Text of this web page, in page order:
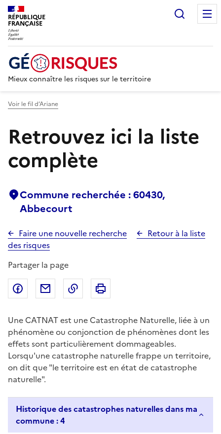
RÉPUBLIQUE
FRANÇAISE
Mieux connaître les risques sur le territoire
Voir le fil d’Ariane
Retrouvez ici la liste
complète
Commune recherchée : 60430,
Abbecourt
Faire une nouvelle recherche
Retour à la liste
des risques
Partager la page
Partager sur Facebook
Partager par emailCopier dans le presse-papier
Une CATNAT est une Catastrophe Naturelle, liée à un
phénomène ou conjonction de phénomènes dont les
effets sont particulièrement dommageables.
Lorsqu'une catastrophe naturelle frappe un territoire,
on dit que "le territoire est en état de catastrophe
naturelle".
Historique des catastrophes naturelles dans ma
commune : 4